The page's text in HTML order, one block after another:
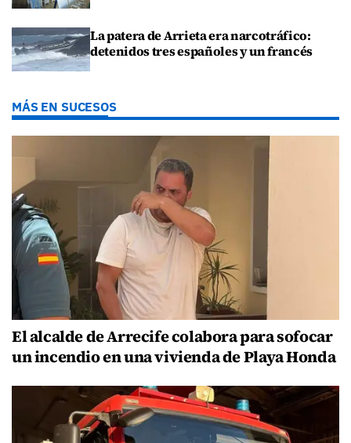
La patera de Arrieta era narcotráfico:
detenidos tres españoles y un francés
MÁS EN SUCESOS
El alcalde de Arrecife colabora para sofocar
un incendio en una vivienda de Playa Honda